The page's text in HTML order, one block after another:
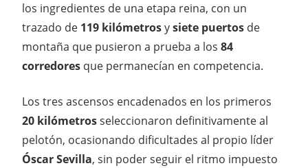
los ingredientes de una etapa reina, con un
trazado de 119 kilómetrosysiete puertos de
montaña que pusieron a prueba a los 84
corredores que permanecían en competencia.
Los tres ascensos encadenados en los primeros
20 kilómetrosseleccionaron definitivamente al
pelotón, ocasionando dificultades al propio líder
Óscar Sevilla, sin poder seguir el ritmo impuesto